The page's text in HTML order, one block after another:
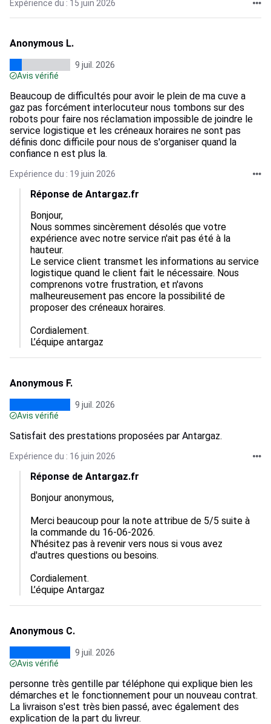
Expérience du : 15 juin 2026
Anonymous L.
9 juil. 2026
Avis vérifié
Beaucoup de difficultés pour avoir le plein de ma cuve a
gaz pas forcément interlocuteur nous tombons sur des
robots pour faire nos réclamation impossible de joindre le
service logistique et les créneaux horaires ne sont pas
définis donc difficile pour nous de s'organiser quand la
confiance n est plus la.
Expérience du : 19 juin 2026
Réponse de Antargaz.fr
Bonjour,
Nous sommes sincèrement désolés que votre
expérience avec notre service n'ait pas été à la
hauteur.
Le service client transmet les informations au service
logistique quand le client fait le nécessaire. Nous
comprenons votre frustration, et n'avons
malheureusement pas encore la possibilité de
proposer des créneaux horaires.
Cordialement.
L’équipe antargaz
Anonymous F.
9 juil. 2026
Avis vérifié
Satisfait des prestations proposées par Antargaz.
Expérience du : 16 juin 2026
Réponse de Antargaz.fr
Bonjour anonymous,
Merci beaucoup pour la note attribue de 5/5 suite à
la commande du 16-06-2026.
N'hésitez pas à revenir vers nous si vous avez
d'autres questions ou besoins.
Cordialement.
L’équipe Antargaz
Anonymous C.
9 juil. 2026
Avis vérifié
personne très gentille par téléphone qui explique bien les
démarches et le fonctionnement pour un nouveau contrat.
La livraison s'est très bien passé, avec également des
explication de la part du livreur.